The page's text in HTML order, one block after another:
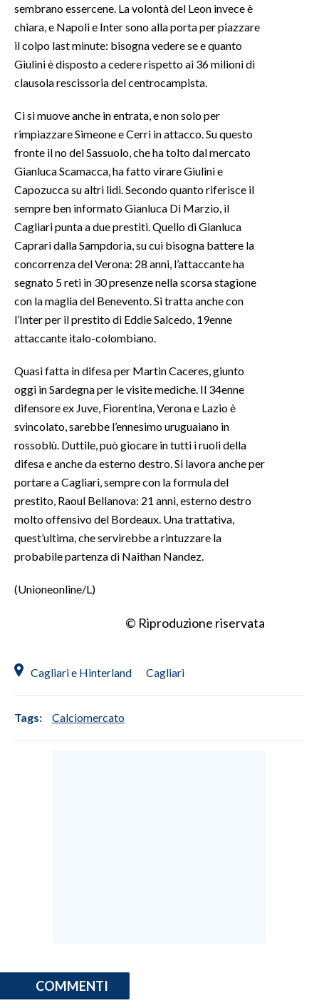
3 MINUTI CON
INSULARITÀ
INFO AZIENDE
PUBBLICITÀ
SPIAGGE
STORE
sembrano essercene. La volontà del Leon invece è
chiara, e Napoli e Inter sono alla porta per piazzare
il colpo last minute: bisogna vedere se e quanto
Giulini è disposto a cedere rispetto ai 36 milioni di
clausola rescissoria del centrocampista.
Ci si muove anche in entrata, e non solo per
rimpiazzare Simeone e Cerri in attacco. Su questo
fronte il no del Sassuolo, che ha tolto dal mercato
Gianluca Scamacca, ha fatto virare Giulini e
Capozucca su altri lidi. Secondo quanto riferisce il
sempre ben informato Gianluca Di Marzio, il
Cagliari punta a due prestiti. Quello di Gianluca
Caprari dalla Sampdoria, su cui bisogna battere la
concorrenza del Verona: 28 anni, l’attaccante ha
segnato 5 reti in 30 presenze nella scorsa stagione
con la maglia del Benevento. Si tratta anche con
l’Inter per il prestito di Eddie Salcedo, 19enne
attaccante italo-colombiano.
Quasi fatta in difesa per Martin Caceres, giunto
oggi in Sardegna per le visite mediche. Il 34enne
difensore ex Juve, Fiorentina, Verona e Lazio è
svincolato, sarebbe l’ennesimo uruguaiano in
rossoblù. Duttile, può giocare in tutti i ruoli della
difesa e anche da esterno destro. Si lavora anche per
portare a Cagliari, sempre con la formula del
prestito, Raoul Bellanova: 21 anni, esterno destro
molto offensivo del Bordeaux. Una trattativa,
quest’ultima, che servirebbe a rintuzzare la
probabile partenza di Naithan Nandez.
(Unioneonline/L)
© Riproduzione riservata
Cagliari e Hinterland Cagliari
Tags: Calciomercato
COMMENTI